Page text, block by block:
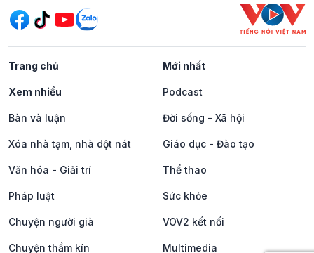
Trang chủ Mới nhất
Xem nhiều Podcast
Bàn và luận Đời sống - Xã hội
Xóa nhà tạm, nhà dột nát Giáo dục - Đào tạo
Văn hóa - Giải trí Thể thao
Pháp luật Sức khỏe
Chuyện người già VOV2 kết nối
Chuyện thầm kín Multimedia